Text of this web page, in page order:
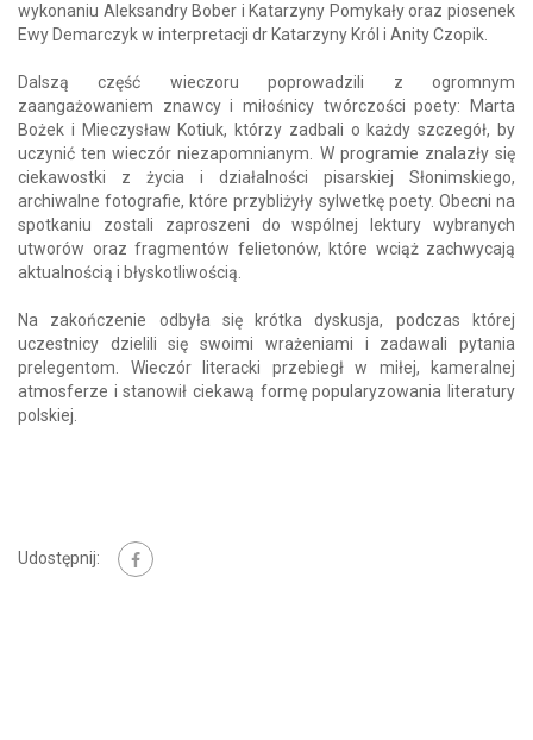
wykonaniu Aleksandry Bober i Katarzyny Pomykały oraz piosenek
Ewy Demarczyk w interpretacji dr Katarzyny Król i Anity Czopik.
Dalszą część wieczoru poprowadzili z ogromnym
zaangażowaniem znawcy i miłośnicy twórczości poety: Marta
Bożek i Mieczysław Kotiuk, którzy zadbali o każdy szczegół, by
uczynić ten wieczór niezapomnianym. W programie znalazły się
ciekawostki z życia i działalności pisarskiej Słonimskiego,
archiwalne fotografie, które przybliżyły sylwetkę poety. Obecni na
spotkaniu zostali zaproszeni do wspólnej lektury wybranych
utworów oraz fragmentów felietonów, które wciąż zachwycają
aktualnością i błyskotliwością.
Na zakończenie odbyła się krótka dyskusja, podczas której
uczestnicy dzielili się swoimi wrażeniami i zadawali pytania
prelegentom. Wieczór literacki przebiegł w miłej, kameralnej
atmosferze i stanowił ciekawą formę popularyzowania literatury
polskiej.
Udostępnij: